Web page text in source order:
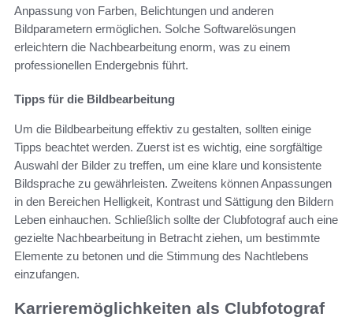
Anpassung von Farben, Belichtungen und anderen
Bildparametern ermöglichen. Solche Softwarelösungen
erleichtern die Nachbearbeitung enorm, was zu einem
professionellen Endergebnis führt.
Tipps für die Bildbearbeitung
Um die Bildbearbeitung effektiv zu gestalten, sollten einige
Tipps beachtet werden. Zuerst ist es wichtig, eine sorgfältige
Auswahl der Bilder zu treffen, um eine klare und konsistente
Bildsprache zu gewährleisten. Zweitens können Anpassungen
in den Bereichen Helligkeit, Kontrast und Sättigung den Bildern
Leben einhauchen. Schließlich sollte der Clubfotograf auch eine
gezielte Nachbearbeitung in Betracht ziehen, um bestimmte
Elemente zu betonen und die Stimmung des Nachtlebens
einzufangen.
Karrieremöglichkeiten als Clubfotograf